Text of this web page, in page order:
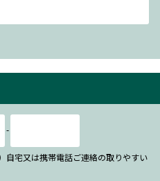
-
宅又は携帯電話ご連絡の取りやすい